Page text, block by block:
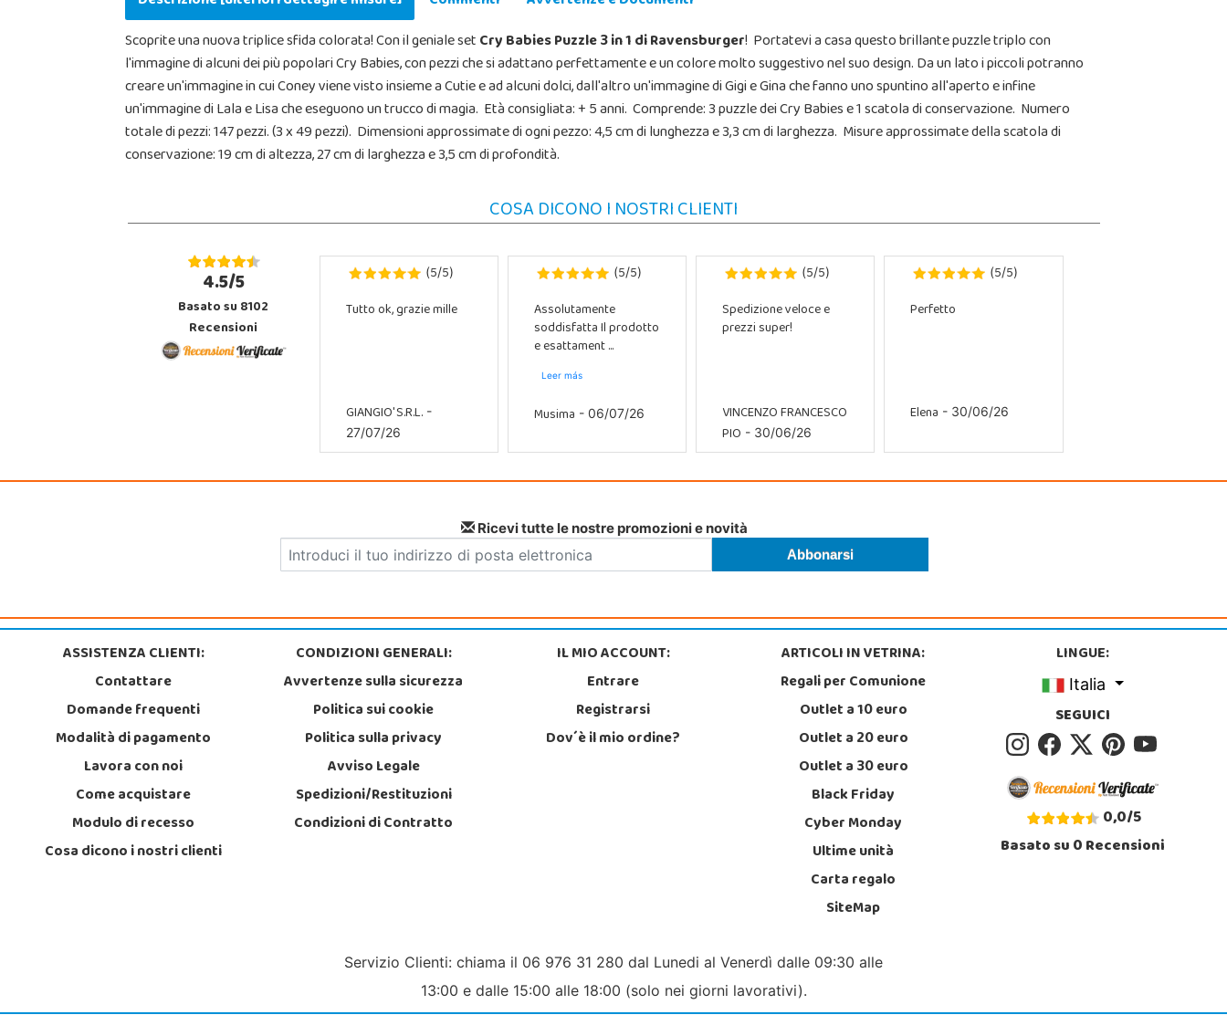
Scoprite una nuova triplice sfida colorata! Con il geniale setCry Babies Puzzle 3 in 1 di Ravensburger! Portatevi a casa questo brillante puzzle triplo con
l'immagine di alcuni dei più popolari Cry Babies, con pezzi che si adattano perfettamente e un colore molto suggestivo nel suo design. Da un lato i piccoli potranno
creare un'immagine in cui Coney viene visto insieme a Cutie e ad alcuni dolci, dall'altro un'immagine di Gigi e Gina che fanno uno spuntino all'aperto e infine
un'immagine di Lala e Lisa che eseguono un trucco di magia. Età consigliata: + 5 anni. Comprende: 3 puzzle dei Cry Babies e 1 scatola di conservazione. Numero
totale di pezzi: 147 pezzi. (3 x 49 pezzi). Dimensioni approssimate di ogni pezzo: 4,5 cm di lunghezza e 3,3 cm di larghezza. Misure approssimate della scatola di
conservazione: 19 cm di altezza, 27 cm di larghezza e 3,5 cm di profondità.
COSA DICONO I NOSTRI CLIENTI
4.5/5
Basato su 8102
Recensioni
(5/5)
Tutto ok, grazie mille
GIANGIO' S.R.L.-
27/07/26
(5/5)
Assolutamente
soddisfatta Il prodotto
e esattament ...
Leer más
Musima - 06/07/26
(5/5)
Spedizione veloce e
prezzi super!
VINCENZO FRANCESCO
PIO - 30/06/26
(5/5)
Perfetto
Elena - 30/06/26
Ricevi tutte le nostre promozioni e novità
ASSISTENZA CLIENTI:
Contattare
Domande frequenti
Modalità di pagamento
Lavora con noi
Come acquistare
Modulo di recesso
Cosa dicono i nostri clienti
CONDIZIONI GENERALI:
Avvertenze sulla sicurezza
Politica sui cookie
Politica sulla privacy
Avviso Legale
Spedizioni/Restituzioni
Condizioni di Contratto
IL MIO ACCOUNT:
Entrare
Registrarsi
Dov´è il mio ordine?
ARTICOLI IN VETRINA:
Regali per Comunione
Outlet a 10 euro
Outlet a 20 euro
Outlet a 30 euro
Black Friday
Cyber Monday
Ultime unità
Carta regalo
SiteMap
LINGUE:
Italia
SEGUICI
0,0/5
Basato su0Recensioni
Servizio Clienti: chiama il 06 976 31 280 dal Lunedi al Venerdì dalle 09:30 alle
13:00 e dalle 15:00 alle 18:00 (solo nei giorni lavorativi).